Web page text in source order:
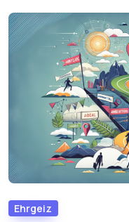
Ehrgeiz